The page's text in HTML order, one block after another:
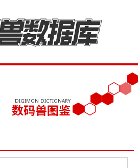
DIGIMON DICTIONARY
数码兽图鉴